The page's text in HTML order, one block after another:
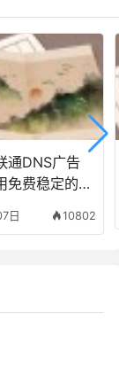
通DNS广告
免费稳定的D
日 10802